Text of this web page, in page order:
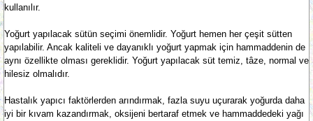
kullanılır.
Yoğurt yapılacak sütün seçimi önemlidir. Yoğurt hemen her çeşit sütten
yapılabilir. Ancak kaliteli ve dayanıklı yoğurt yapmak için hammaddenin de
aynı özellikte olması gereklidir. Yoğurt yapılacak süt temiz, tâze, normal ve
hilesiz olmalıdır.
Hastalık yapıcı faktörlerden arındırmak, fazla suyu uçurarak yoğurda daha
iyi bir kıvam kazandırmak, oksijeni bertaraf etmek ve hammaddedeki yağı